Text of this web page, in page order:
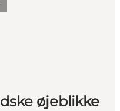
øjeblikke